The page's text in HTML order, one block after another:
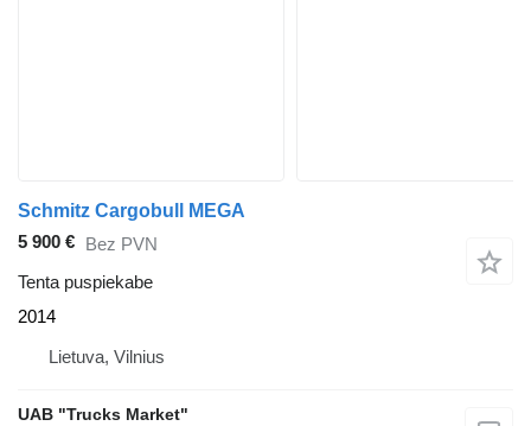
Schmitz Cargobull MEGA
5 900 € Bez PVN
Tenta puspiekabe
2014
Lietuva, Vilnius
UAB "Trucks Market"